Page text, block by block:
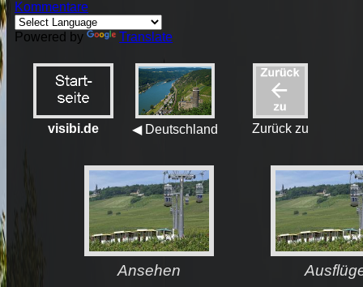
Kommentare
Powered by Translate
visibi.de ◀ Deutschland Zurück zu
Ansehen